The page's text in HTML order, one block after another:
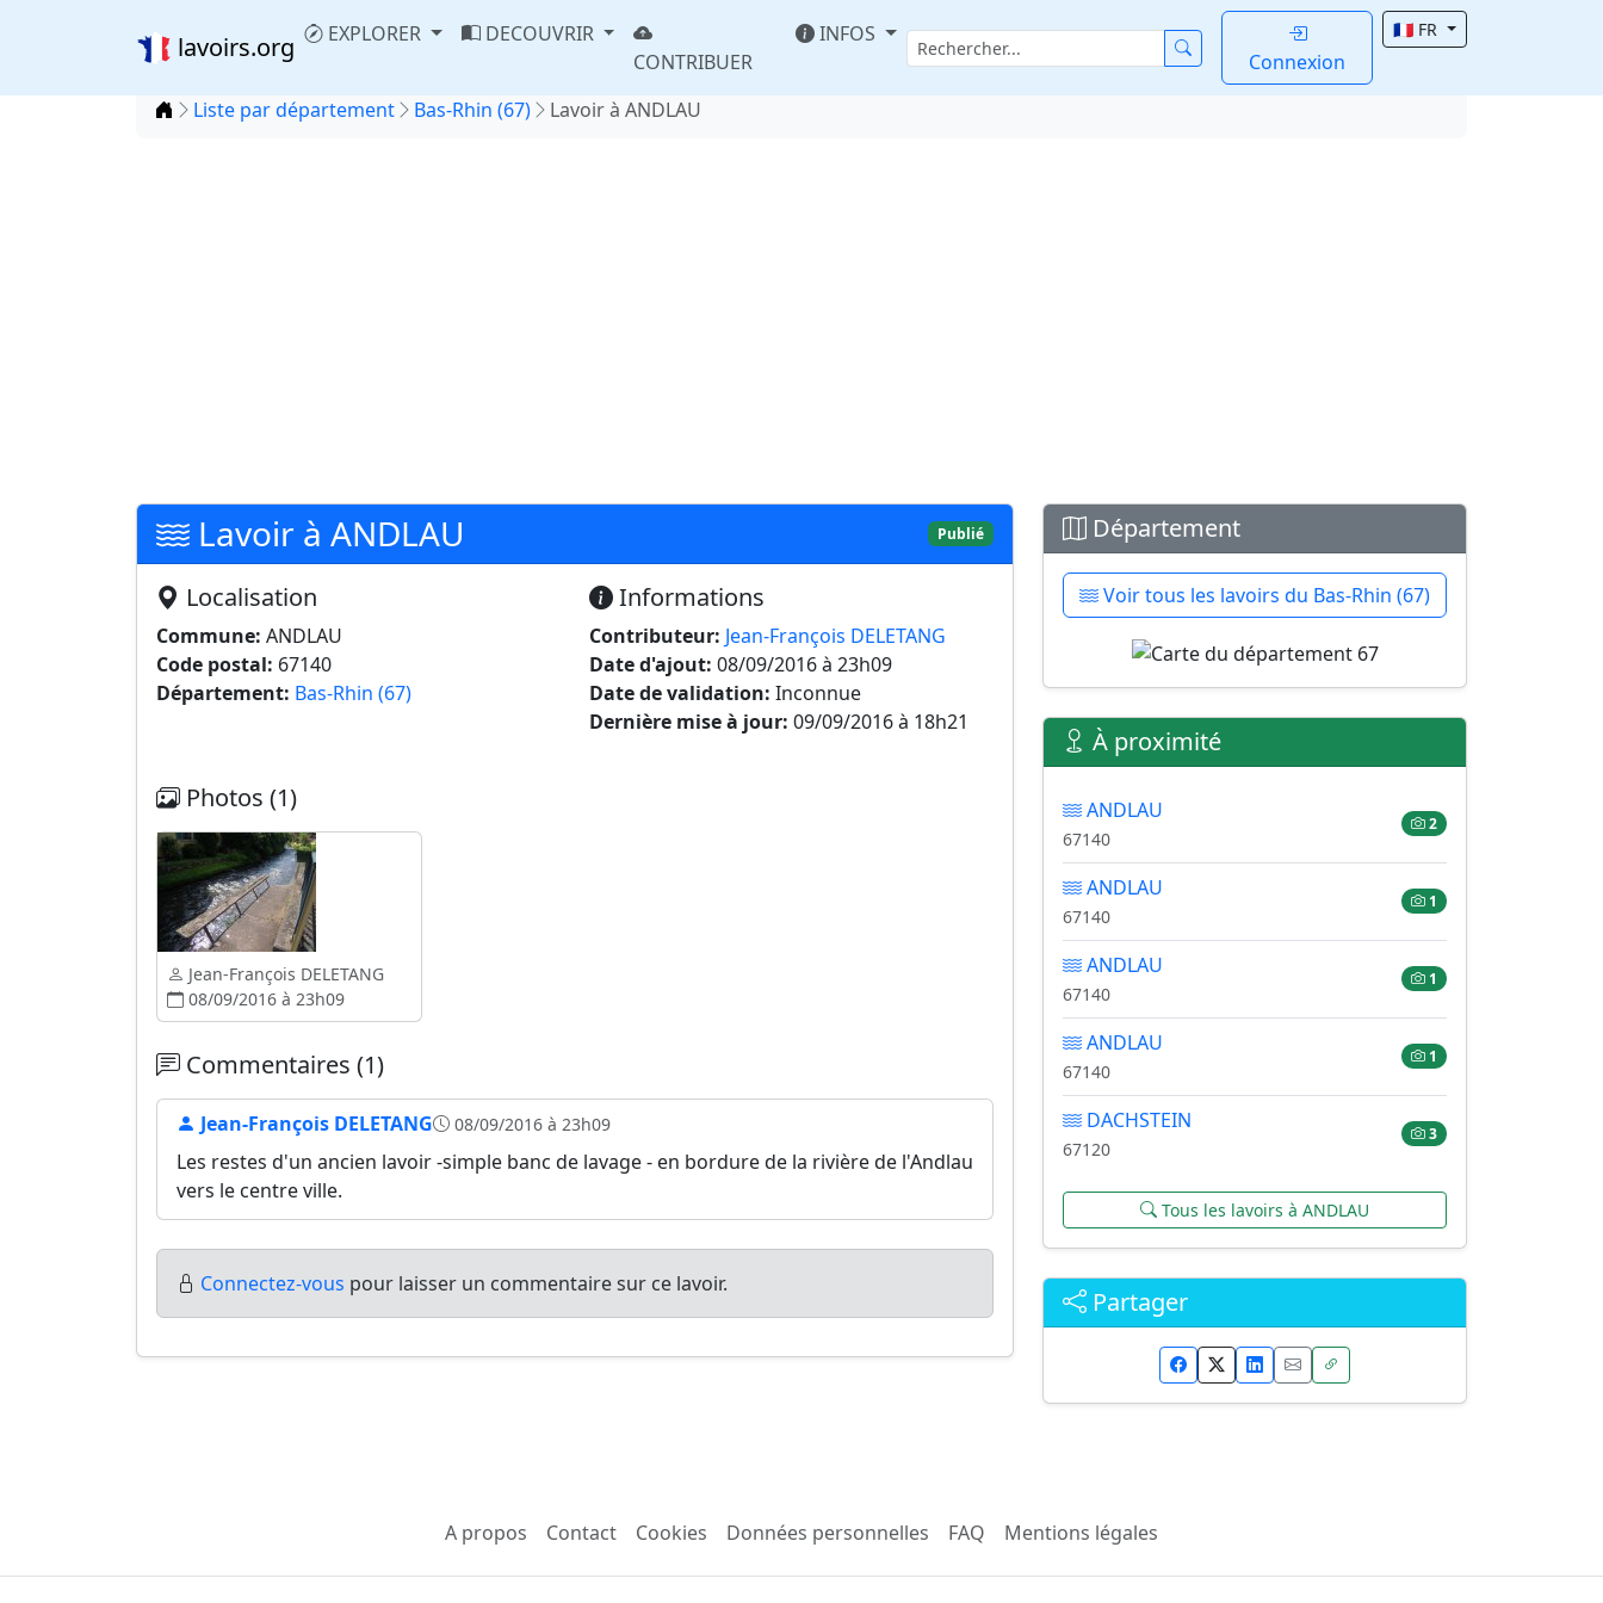
lavoirs.org EXPLORER
DECOUVRIR
CONTRIBUER
INFOS
Connexion
🇫🇷 FR
Accueil
Liste par département Bas-Rhin (67) Lavoir à ANDLAU
Lavoir à ANDLAU Publié
Localisation
Commune: ANDLAU
Code postal: 67140
Département: Bas-Rhin (67)
Informations
Contributeur: Jean-François DELETANG
Date d'ajout: 08/09/2016 à 23h09
Date de validation: Inconnue
Dernière mise à jour: 09/09/2016 à 18h21
Photos (1)
Jean-François DELETANG
08/09/2016 à 23h09
Commentaires (1)
Jean-François DELETANG 08/09/2016 à 23h09
Les restes d'un ancien lavoir -simple banc de lavage - en bordure de la rivière de l'Andlau
vers le centre ville.
Connectez-vous pour laisser un commentaire sur ce lavoir.
Département
Voir tous les lavoirs du Bas-Rhin (67)
À proximité
ANDLAU
67140
2
ANDLAU
67140
1
ANDLAU
67140
1
ANDLAU
67140
1
DACHSTEIN
67120
3
Tous les lavoirs à ANDLAU
Partager
A propos Contact Cookies Données personnelles FAQ Mentions légales